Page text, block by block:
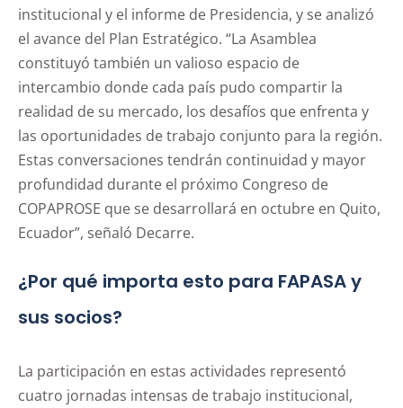
institucional y el informe de Presidencia, y se analizó
el avance del Plan Estratégico. “La Asamblea
constituyó también un valioso espacio de
intercambio donde cada país pudo compartir la
realidad de su mercado, los desafíos que enfrenta y
las oportunidades de trabajo conjunto para la región.
Estas conversaciones tendrán continuidad y mayor
profundidad durante el próximo Congreso de
COPAPROSE que se desarrollará en octubre en Quito,
Ecuador”, señaló Decarre.
¿Por qué importa esto para FAPASA y
sus socios?
La participación en estas actividades representó
cuatro jornadas intensas de trabajo institucional,